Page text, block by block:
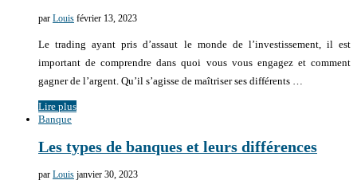
par Louis février 13, 2023
Le trading ayant pris d’assaut le monde de l’investissement, il est
important de comprendre dans quoi vous vous engagez et comment
gagner de l’argent. Qu’il s’agisse de maîtriser ses différents …
Lire plus
Banque
Les types de banques et leurs différences
par Louis janvier 30, 2023